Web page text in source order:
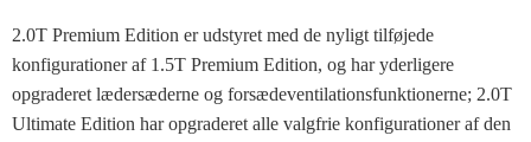
2.0T Premium Edition er udstyret med de nyligt tilføjede
konfigurationer af 1.5T Premium Edition, og har yderligere
opgraderet lædersæderne og forsædeventilationsfunktionerne; 2.0T
Ultimate Edition har opgraderet alle valgfrie konfigurationer af den